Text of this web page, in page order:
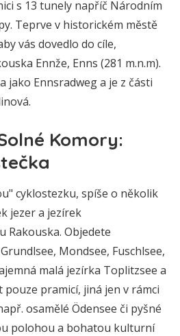
s 13 tunely napříč Národním
Teprve v historickém městě
vás dovedlo do cíle,
Ennže, Enns (281 m.n.m).
jako Ennsradweg a je z části
Komory:
cyklostezku, spíše o několik
jezer a jezírek
Rakouska. Objedete
Mondsee, Fuschlsee,
malá jezírka Toplitzsee a
pouze pramicí, jiná jen v rámci
osamělé Ödensee či pyšné
polohou a bohatou kulturní